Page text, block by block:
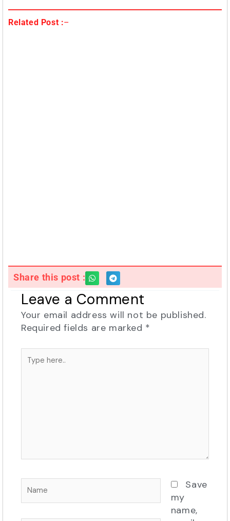
Related Post :–
Share this post :
Leave a Comment
Your email address will not be published.
Required fields are marked *
Type
here..
Name
Save
my
name,